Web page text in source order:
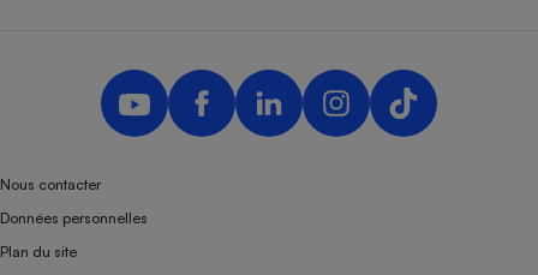
Nous contacter
Données personnelles
Plan du site